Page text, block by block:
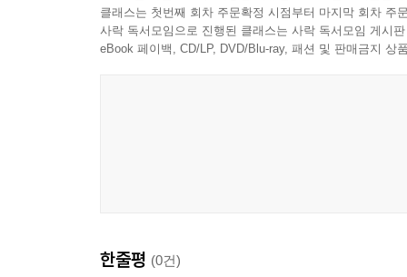
클래스는 첫번째 회차 주문확정 시점부터 마지막 회차 주
사락 독서모임으로 진행된 클래스는 사락 독서모임 게시
eBook 페이백, CD/LP, DVD/Blu-ray, 패션 및 판매금지 상
한줄평 (0건)